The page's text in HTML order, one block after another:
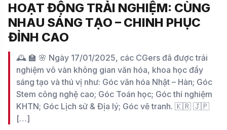
HOẠT ĐỘNG TRẢI NGHIỆM: CÙNG
NHAU SÁNG TẠO – CHINH PHỤC
ĐỈNH CAO
🕰 🏫 🌸 Ngày 17/01/2025, các CGers đã được trải
nghiệm vô vàn không gian văn hóa, khoa học đầy
sáng tạo và thú vị như: Góc văn hóa Nhật – Hàn; Góc
Stem công nghệ cao; Góc Toán học; Góc thí nghiệm
KHTN; Góc Lịch sử & Địa lý; Góc vẽ tranh. 🇰🇷 🇯🇵
[…]